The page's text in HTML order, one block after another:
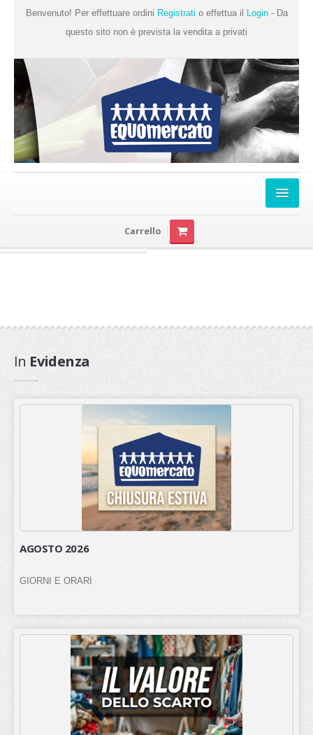
Benvenuto! Per effettuare ordini Registrati o effettua il Login- Da
questo sito non è prevista la vendita a privati
Chi Siamo
Novita'
Documenti
Carrello
In Evidenza
AGOSTO 2026
GIORNI E ORARI